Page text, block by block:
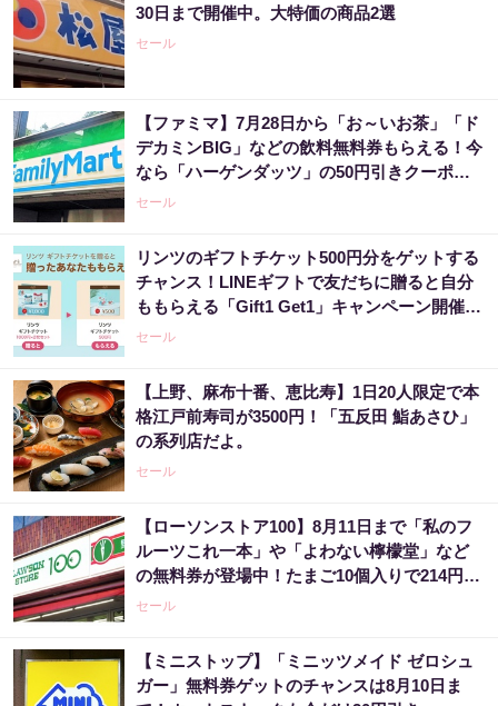
30日まで開催中。大特価の商品2選
セール
【ファミマ】7月28日から「お～いお茶」「ド
デカミンBIG」などの飲料無料券もらえる！今
なら「ハーゲンダッツ」の50円引きクーポン
も。
セール
リンツのギフトチケット500円分をゲットする
チャンス！LINEギフトで友だちに贈ると自分
ももらえる「Gift1 Get1」キャンペーン開催
中。
セール
【上野、麻布十番、恵比寿】1日20人限定で本
格江戸前寿司が3500円！「五反田 鮨あさひ」
の系列店だよ。
セール
【ローソンストア100】8月11日まで「私のフ
ルーツこれ一本」や「よわない檸檬堂」など
の無料券が登場中！たまご10個入りで214円な
どのお得企画も見逃せない。
セール
【ミニストップ】「ミニッツメイド ゼロシュ
ガー」無料券ゲットのチャンスは8月10日ま